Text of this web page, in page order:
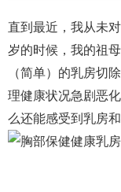
直到最近，我从未
岁的时候，我的祖
（简单）的乳房切
理健康状况急剧恶
么还能感受到乳房和